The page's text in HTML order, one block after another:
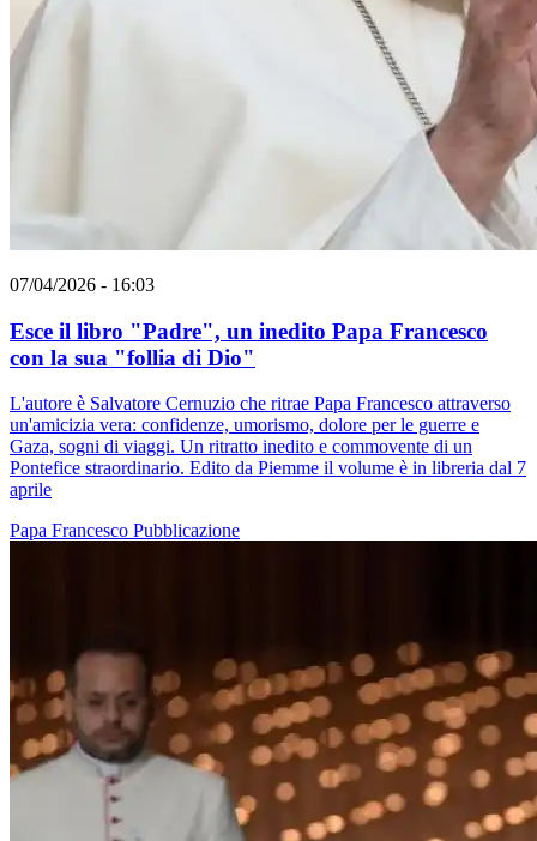
07/04/2026 - 16:03
Esce il libro "Padre", un inedito Papa Francesco
con la sua "follia di Dio"
L'autore è Salvatore Cernuzio che ritrae Papa Francesco attraverso
un'amicizia vera: confidenze, umorismo, dolore per le guerre e
Gaza, sogni di viaggi. Un ritratto inedito e commovente di un
Pontefice straordinario. Edito da Piemme il volume è in libreria dal 7
aprile
Papa Francesco Pubblicazione